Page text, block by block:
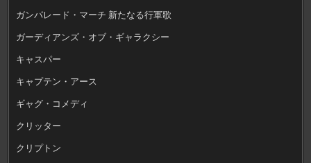
ガンパレード・マーチ 新たなる行軍歌
ガーディアンズ・オブ・ギャラクシー
キャスパー
キャプテン・アース
ギャグ・コメディ
クリッター
クリプトン